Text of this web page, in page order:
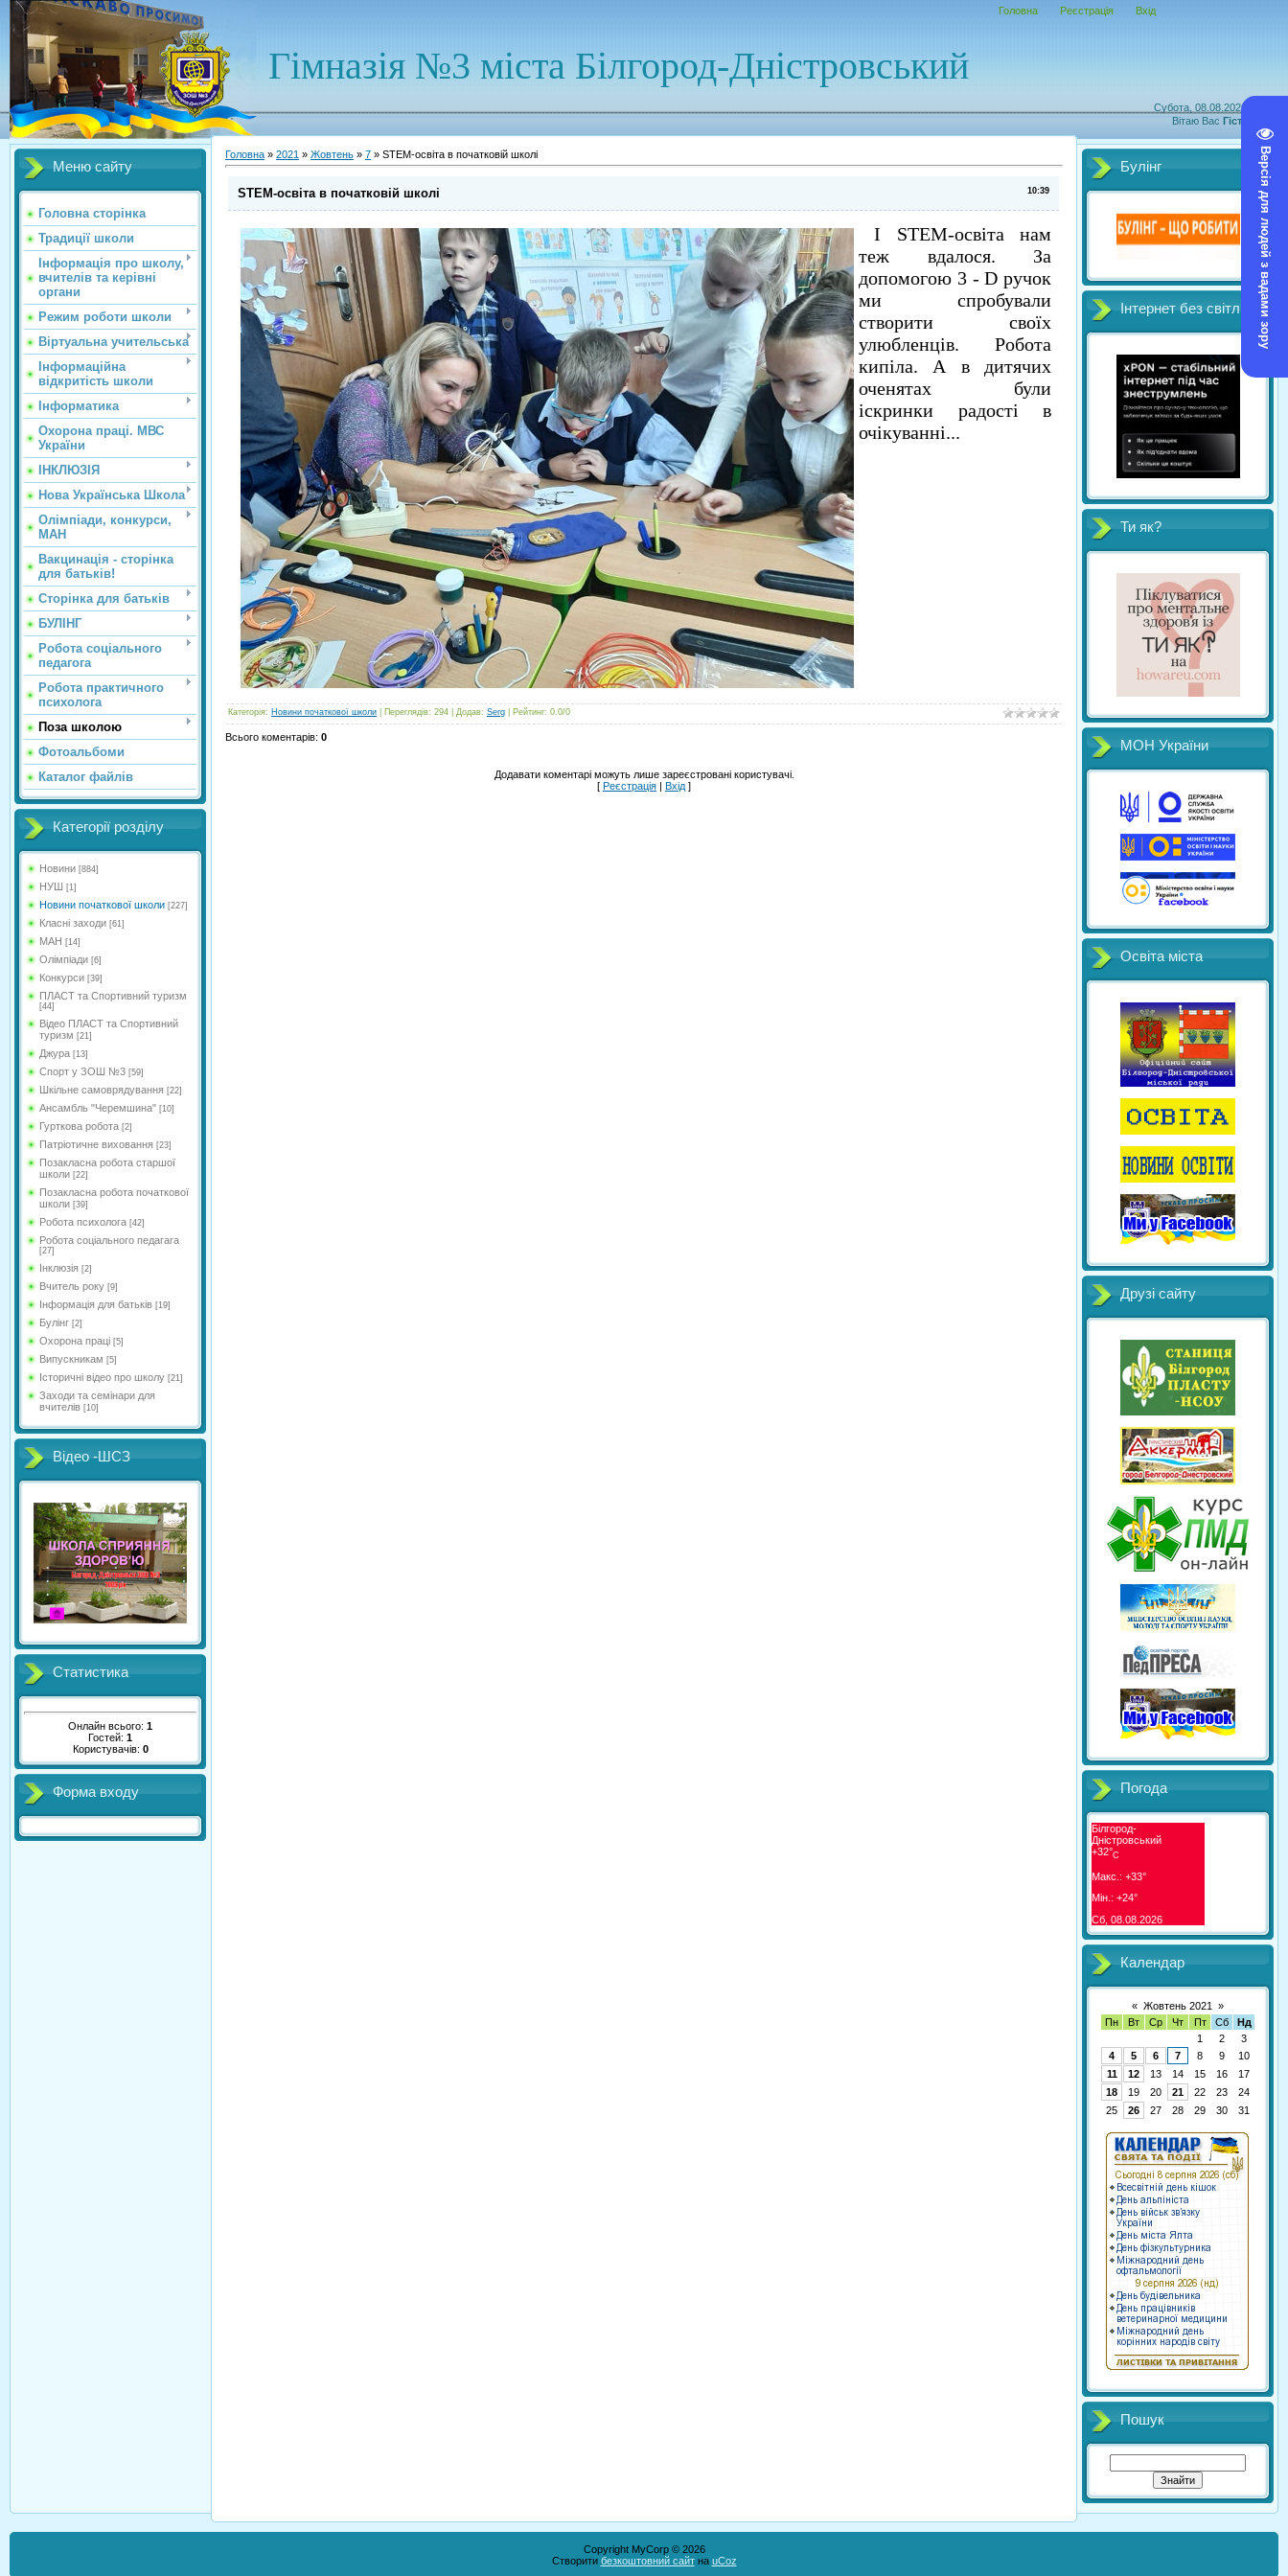
Версія для людей з вадами зору
Субота, 08.08.2026, 08:21
Вітаю Вас Гість
Гімназія №3 міста Білгород-Дністровський
Головна Реєстрація Вхід
Меню сайту
Головна сторінка
Традиції школи
Інформація про школу,
вчителів та керівні
органи
Режим роботи школи
Віртуальна учительська
Інформаційна
відкритість школи
Інформатика
Охорона праці. МВС
України
ІНКЛЮЗІЯ
Нова Українська Школа
Олімпіади, конкурси,
МАН
Вакцинація - сторінка
для батьків!
Сторінка для батьків
БУЛІНГ
Робота соціального
педагога
Робота практичного
психолога
Поза школою
Фотоальбоми
Каталог файлів
Категорії розділу
Новини [884]
НУШ [1]
Новини початкової школи [227]
Класні заходи [61]
МАН [14]
Олімпіади [6]
Конкурси [39]
ПЛАСТ та Спортивний туризм
[44]
Відео ПЛАСТ та Спортивний
туризм [21]
Джура [13]
Спорт у ЗОШ №3 [59]
Шкільне самоврядування [22]
Ансамбль "Черемшина" [10]
Гурткова робота [2]
Патріотичне виховання [23]
Позакласна робота старшої
школи [22]
Позакласна робота початкової
школи [39]
Робота психолога [42]
Робота соціального педагага
[27]
Інклюзія [2]
Вчитель року [9]
Інформація для батьків [19]
Булінг [2]
Охорона праці [5]
Випускникам [5]
Історичні відео про школу [21]
Заходи та семінари для
вчителів [10]
Відео -ШСЗ
Статистика
Онлайн всього: 1
Гостей: 1
Користувачів: 0
Форма входу
Головна » 2021 » Жовтень » 7 » STEM-освіта в початковій школі
10:39
STEM-освіта в початковій школі
І STEM-освіта нам
теж вдалося. За
допомогою 3 - D ручок
ми спробували
створити своїх
улюбленців. Робота
кипіла. А в дитячих
оченятах були
іскринки радості в
очікуванні...
Категорія: Новини початкової школи Переглядів: 294 | Додав: Serg Рейтинг: 0.0/0
Всього коментарів: 0
Додавати коментарі можуть лише зареєстровані користувачі.
[ Реєстрація | Вхід ]
Булінг
Інтернет без світл
Ти як?
МОН України
Освіта міста
Друзі сайту
Погода
Білгород-
Дністровський
+32°C
Макс.: +33°
Мін.: +24°
Сб, 08.08.2026
Календар
« Жовтень 2021
»
Пн
Вт Ср Чт Пт Сб
Нд
1
2
3
4
5 6 7 8 9
10
11
12 13 14 15 16
17
18
19 20 21 22 23
24
25
26 27 28 29 30 31
Пошук
Copyright MyCorp © 2026
Створити безкоштовний сайтна uCoz